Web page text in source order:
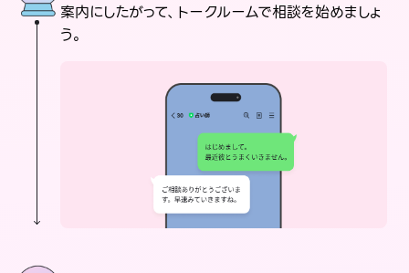
案内にしたがって、トークルームで相談を始めましょ
う。